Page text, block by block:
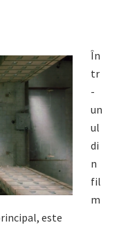
În
tr
-
un
ul
di
n
fil
m
este